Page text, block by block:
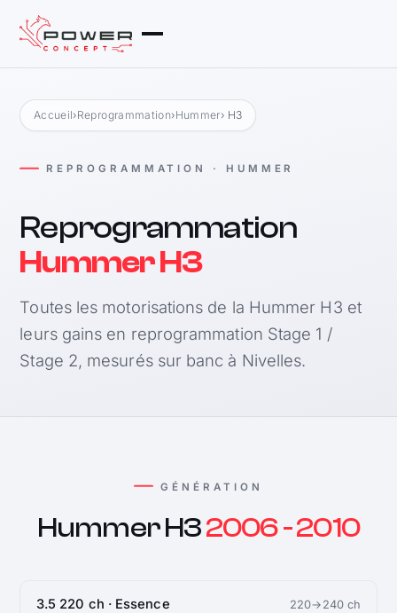
Accueil›Reprogrammation›Hummer› H3
REPROGRAMMATION · HUMMER
Reprogrammation
Hummer H3
Toutes les motorisations de la Hummer H3 et
leurs gains en reprogrammation Stage 1 /
Stage 2, mesurés sur banc à Nivelles.
GÉNÉRATION
Hummer H32006 - 2010
3.5 220 ch · Essence 220→240 ch